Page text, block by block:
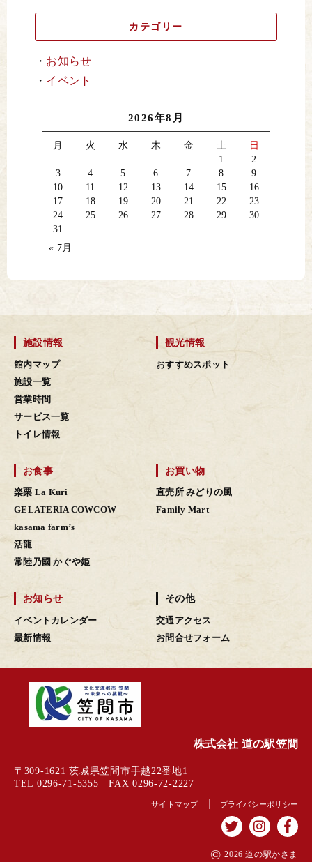
カテゴリー
お知らせ
イベント
2026年8月
月 火 水 木 金 土
日
1
2
3
4 5 6 7 8
9
10
11 12 13 14 15
16
17
18 19 20 21 22
23
24
25 26 27 28 29
30
31
« 7月
施設情報
館内マップ
施設一覧
営業時間
サービス一覧
トイレ情報
観光情報
おすすめスポット
お食事
楽栗 La Kuri
GELATERIA COWCOW
kasama farm’s
活龍
常陸乃國 かぐや姫
お買い物
直売所 みどりの風
Family Mart
お知らせ
イベントカレンダー
最新情報
その他
交通アクセス
お問合せフォーム
株式会社 道の駅笠間
〒309-1621 茨城県笠間市手越22番地1
TEL 0296-71-5355 FAX 0296-72-2227
サイトマップ プライバシーポリシー
© 2026 道の駅かさま